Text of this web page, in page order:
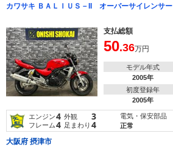
カワサキ ＢＡＬＩＵＳ－II オーバーサイレンサー
支払総額
50.36万円
モデル年式
2005年
初度登録年
2005年
エンジン4 外観 3
フレーム4 足まわり 4
電気・保安部品
正常
大阪府 摂津市